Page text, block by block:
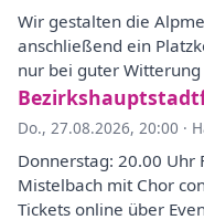
Wir gestalten die
anschließend ein
nur bei guter Witterung
Do., 27.08.2026, 20:00 ·
Donnerstag: 20.00 Uhr
Mistelbach mit Chor
Tickets online über